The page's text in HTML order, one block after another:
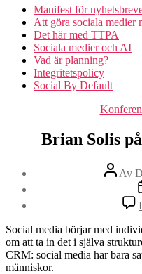
Manifest för
Att göra sociala medier
Det här med TTPA
Sociala medier och AI
Vad är planning?
Integritetspolicy
Social By Default
Brian Solis
Av
Social media börjar med
om att ta in det i själva
CRM: social media har bara
människor.